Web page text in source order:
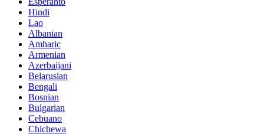
Hindi
Lao
Albanian
Amharic
Armenian
Azerbaijani
Belarusian
Bengali
Bosnian
Bulgarian
Cebuano
Chichewa